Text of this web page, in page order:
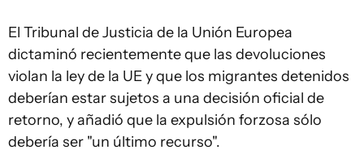
El Tribunal de Justicia de la Unión Europea
dictaminó recientemente que las devoluciones
violan la ley de la UE y que los migrantes detenidos
deberían estar sujetos a una decisión oficial de
retorno, y añadió que la expulsión forzosa sólo
debería ser "un último recurso".